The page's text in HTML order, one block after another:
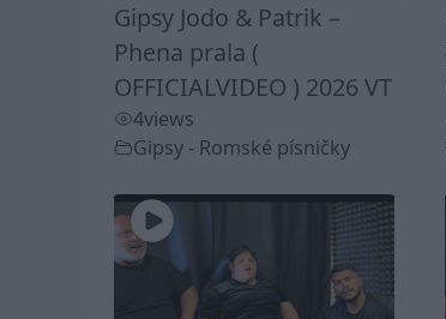
Gipsy Jodo & Patrik –
Phena prala (
OFFICIALVIDEO ) 2026 VT
4views
Gipsy - Romské písničky